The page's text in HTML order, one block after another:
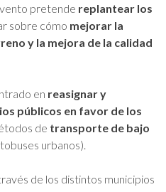
pretende replantear los
sobre cómo mejorar la
y la mejora de la calidad
en reasignar y
públicos en favor de los
de transporte de bajo
urbanos).
de los distintos municipios